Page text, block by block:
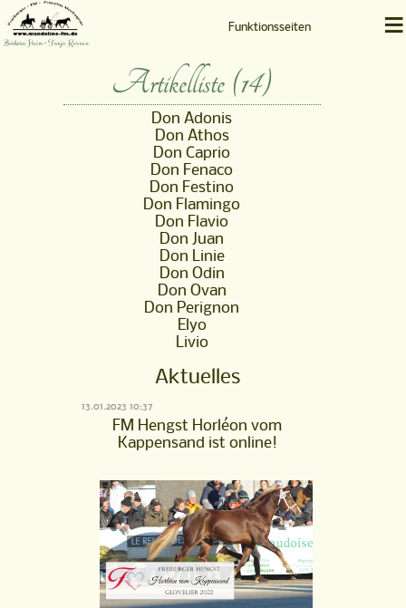
Barbara Heim • Tanja Kernen
Funktionsseiten ≡
Artikelliste (14)
Don Adonis
Don Athos
Don Caprio
Don Fenaco
Don Festino
Don Flamingo
Don Flavio
Don Juan
Don Linie
Don Odin
Don Ovan
Don Perignon
Elyo
Livio
Aktuelles
13.01.2023 10:37
FM Hengst Horléon vom
Kappensand ist online!